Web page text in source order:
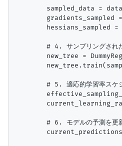
sampled_data =
gradients_sampled
hessians_sampled
# 4. サンプリングされ
new_tree =
# 5. 適応的学習率スケ
# 6. モデルの予測を更